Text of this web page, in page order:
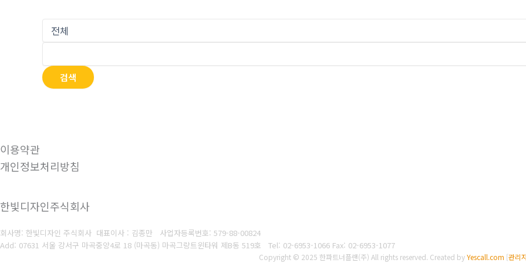
검색
이용약관
개인정보처리방침
한빛디자인주식회사
회사명: 한빛디자인 주식회사 대표이사 : 김종만 사업자등록번호: 579-88-00824
Add: 07631 서울 강서구 마곡중앙4로 18 (마곡동) 마곡그랑트윈타워 제B동 519호 Tel: 02-6953-1066 Fax: 02-6953-1077
Copyright © 2025 한파트너플랜(주) All rights reserved. Created byYescall.com [관리